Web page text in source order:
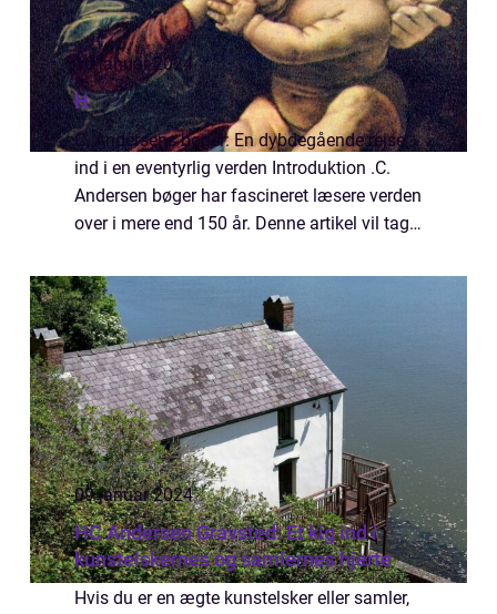
10 januar 2024
H
C. Andersens bøger: En dybdegående rejse
ind i en eventyrlig verden Introduktion .C.
Andersen bøger har fascineret læsere verden
over i mere end 150 år. Denne artikel vil tage
universet af H.C. Andersens bøger og...
09 januar 2024
HC Andersen Gravsted: Et kig ind i
kunstelskernes og samlernes hjerte
Hvis du er en ægte kunstelsker eller samler,